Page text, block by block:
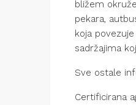
bližem
pekara,
koja
sadržajima
Sve ostale
Certificirana